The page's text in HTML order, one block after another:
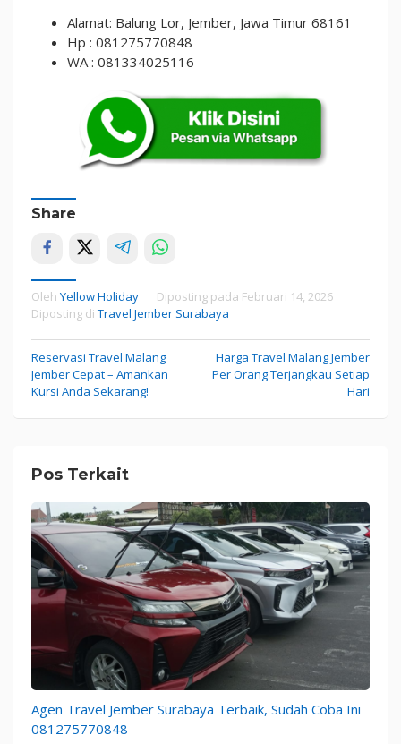
Alamat: Balung Lor, Jember, Jawa Timur 68161
Hp : 081275770848
WA : 081334025116
Share
Oleh Yellow Holiday Diposting pada Februari 14, 2026
Diposting di Travel Jember Surabaya
Navigasi
pos
Reservasi Travel Malang
Jember Cepat – Amankan
Kursi Anda Sekarang!
Harga Travel Malang Jember
Per Orang Terjangkau Setiap
Hari
Pos Terkait
Agen Travel Jember Surabaya Terbaik, Sudah Coba Ini
081275770848